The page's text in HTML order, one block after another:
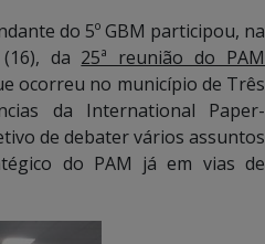
do 5º GBM participou, na
da 25ª reunião do PAM
ocorreu no município de Três
da International Paper-
de debater vários assuntos
do PAM já em vias de